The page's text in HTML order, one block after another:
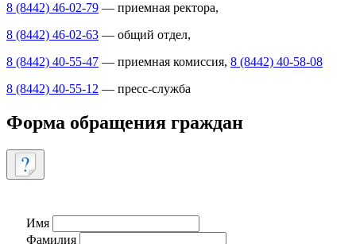
8 (8442) 46-02-79 — приемная ректора,
8 (8442) 46-02-63 — общий отдел,
8 (8442) 40-55-47 — приемная комиссия, 8 (8442) 40-58-08
8 (8442) 40-55-12 — пресс-служба
Форма обращения граждан
Имя
Фамилия